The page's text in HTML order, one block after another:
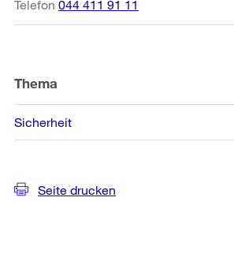
Telefon 044 411 91 11
Thema
Sicherheit
Seite drucken